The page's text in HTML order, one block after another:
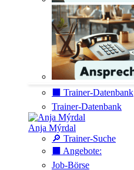
⬛️ Trainer-Datenbank
Trainer-Datenbank
Anja Mýrdal
🔎 Trainer-Suche
⬛️ Angebote:
Job-Börse